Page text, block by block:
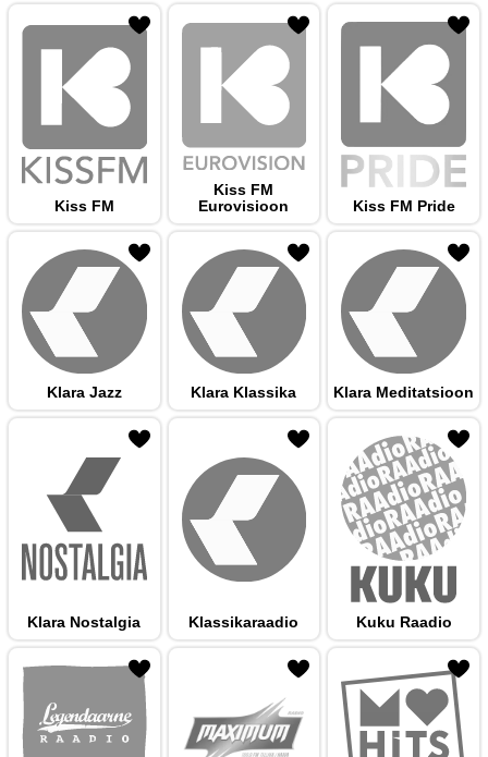
Kiss FM
Kiss FM
Eurovisioon
Kiss FM Pride
Klara Jazz Klara Klassika Klara Meditatsioon
Klara Nostalgia Klassikaraadio Kuku Raadio